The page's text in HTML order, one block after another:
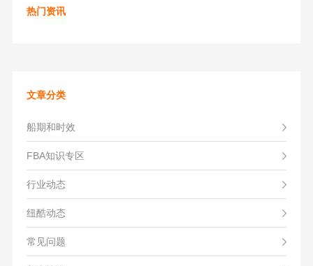
热门资讯
文章分类
船期和时效
FBA知识专区
行业动态
纽酷动态
常见问题